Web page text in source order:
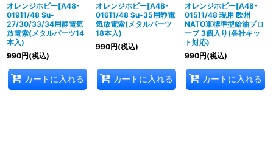
オレンジホビー[A48-
019]1/48 Su-
27/30/33/34用静電気
放電索(メタルパーツ14
本入)
990円(税込)
カートに入れる
オレンジホビー[A48-
016]1/48 Su-35用静電
気放電索(メタルパーツ
18本入)
990円(税込)
カートに入れる
オレンジホビー[A48-
015]1/48 現用 欧州
NATO軍標準型給油プロ
ーブ 3個入り(各社キッ
ト対応)
990円(税込)
カートに入れる